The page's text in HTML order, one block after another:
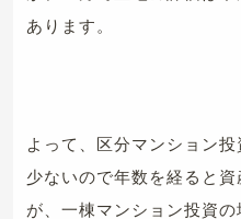
あります。
よって、区分マンション
少ないので年数を経ると
が、一棟マンション投資